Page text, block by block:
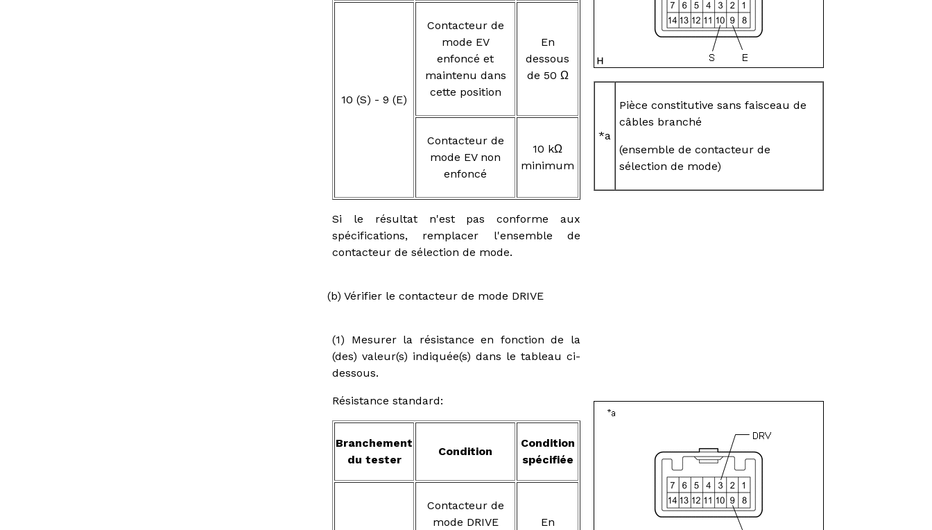
10 (S) - 9 (E)
Contacteur de
mode EV
enfoncé et
maintenu dans
cette position
En
dessous
de 50 Ω
Contacteur de
mode EV non
enfoncé
10 kΩ
minimum
Si le résultat n'est pas conforme aux
spécifications, remplacer l'ensemble de
contacteur de sélection de mode.
*a
Pièce constitutive sans faisceau de
câbles branché
(ensemble de contacteur de
sélection de mode)
(b) Vérifier le contacteur de mode DRIVE
(1) Mesurer la résistance en fonction de la
(des) valeur(s) indiquée(s) dans le tableau ci-
dessous.
Résistance standard:
Branchement
du tester
Condition
Condition
spécifiée
Contacteur de
mode DRIVE
En